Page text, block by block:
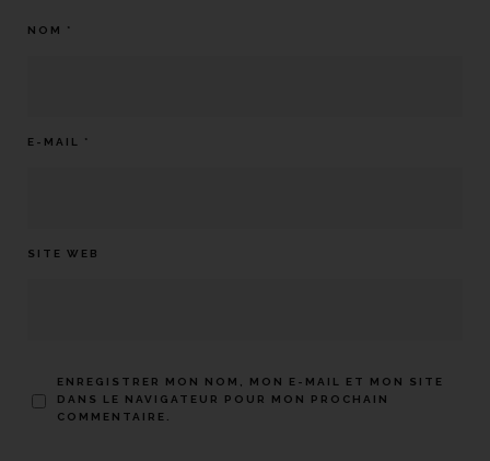
NOM *
E-MAIL *
SITE WEB
ENREGISTRER MON NOM, MON E-MAIL ET MON SITE
DANS LE NAVIGATEUR POUR MON PROCHAIN
COMMENTAIRE.